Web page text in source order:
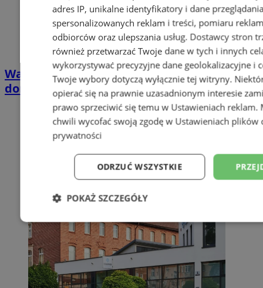
Wakacyjny wypoczynek nad Bałtykiem w
domkach Szmaragdowe Morze
adres IP, unikalne identyfikatory i dane
spersonalizowanych reklam i treści, pomiaru
odbiorców oraz ulepszania usług. Dostawcy stron
również przetwarzać Twoje dane w tych i innych
wykorzystywać precyzyjne dane geolokalizacyjne i
Twoje wybory dotyczą wyłącznie tej witryny.
opierać się na prawnie uzasadnionym interesie
prawo sprzeciwić się temu w Ustawieniach reklam.
chwili wycofać swoją zgodę w Ustawieniach plików
prywatności
ODRZUĆ WSZYSTKIE
POKAŻ SZCZEGÓŁY
Niezbędne Wydajność
Niesklasyfikowane